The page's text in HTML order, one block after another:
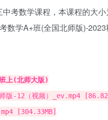
考数学课程，本课程的大
数学A+班(全国北师版)-2023
上(北师大版)
版-12（视频）_ev.mp4
[304.33MB]